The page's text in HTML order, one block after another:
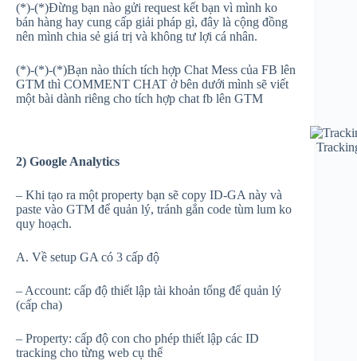
(*)-(*)Đừng bạn nào gửi request kết bạn vì mình ko
bán hàng hay cung cấp giải pháp gì, đây là cộng đồng
nên mình chia sẻ giá trị và không tư lợi cá nhân.
(*)-(*)-(*)Bạn nào thích tích hợp Chat Mess của FB lên
GTM thì COMMENT CHAT ở bên dưới mình sẽ viết
một bài dành riêng cho tích hợp chat fb lên GTM
2) Google Analytics
– Khi tạo ra một property bạn sẽ copy ID-GA này và
paste vào GTM để quản lý, tránh gắn code tùm lum ko
quy hoạch.
A. Về setup GA có 3 cấp độ
– Account: cấp độ thiết lập tài khoản tổng để quản lý
(cấp cha)
– Property: cấp độ con cho phép thiết lập các ID
tracking cho từng web cụ thể